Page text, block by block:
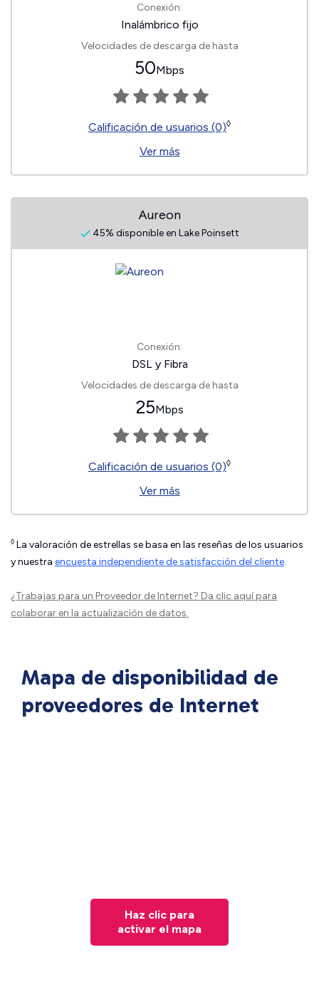
Conexión:
Inalámbrico fijo
Velocidades de descarga de hasta
50Mbps
Calificación de usuarios (0)◊
Ver más
Aureon
45% disponible en Lake Poinsett
Conexión:
DSL y Fibra
Velocidades de descarga de hasta
25Mbps
Calificación de usuarios (0)◊
Ver más
◊ La valoración de estrellas se basa en las reseñas de los usuarios
y nuestra encuesta independiente de satisfacción del cliente.
¿Trabajas para un Proveedor de Internet? Da clic aquípara
colaborar en la actualización de datos.
Mapa de disponibilidad de
proveedores de Internet
Haz clic para
activar el mapa